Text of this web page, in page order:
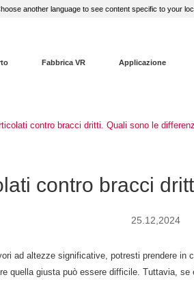
another language to see content specific to your
Fabbrica VR Applicazione
contro bracci dritti. Quali sono le
contro bracci
25.12,2024
ad altezze significative, potresti prendere
quella giusta può essere difficile. Tuttavia,